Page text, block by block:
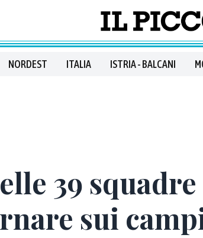
NORDEST ITALIA ISTRIA - BALCANI
39
sui